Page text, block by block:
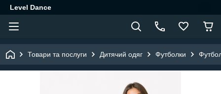
Level Dance
Товари та послуги Дитячий одяг Футболки